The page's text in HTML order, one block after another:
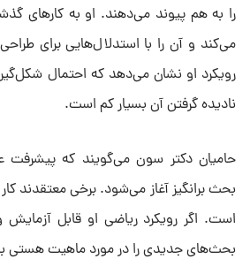
را به هم پیوند می‌دهند. او به کارهای
می‌کند و آن را با استدلال‌هایی برای
رویکرد او نشان می‌دهد که احتمال
نادیده گرفتن آن بسیار کم است.
حامیان دکتر سون می‌گویند که پیشرفت
بحث برانگیز آغاز می‌شود. برخی معتقدند
است. اگر رویکرد ریاضی او قابل آزمایش
بحث‌های جدیدی را در مورد ماهیت هستی